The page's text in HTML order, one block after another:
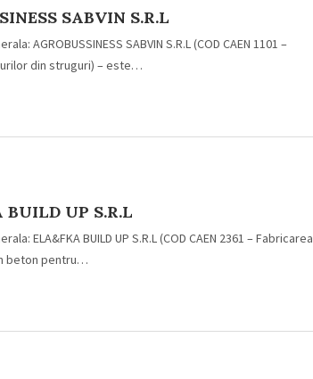
SABVIN S.R.L
AGROBUSSINESS SABVIN S.R.L (COD CAEN 1101 –
din struguri) – este…
BUILD UP S.R.L
ELA&FKA BUILD UP S.R.L (COD CAEN 2361 – Fabricarea
beton pentru…